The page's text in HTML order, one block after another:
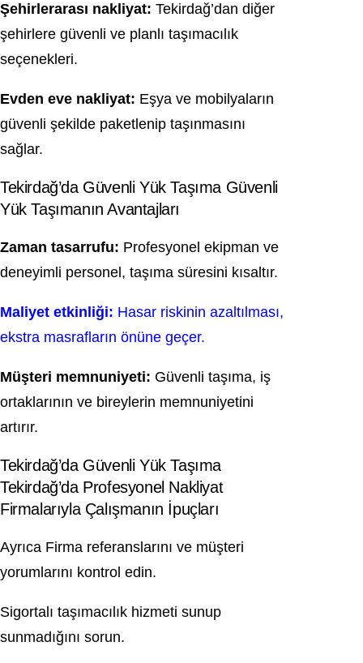
Şehirlerarası nakliyat: Tekirdağ’dan diğer
şehirlere güvenli ve planlı taşımacılık
seçenekleri.
Evden eve nakliyat: Eşya ve mobilyaların
güvenli şekilde paketlenip taşınmasını
sağlar.
Tekirdağ’da Güvenli Yük Taşıma Güvenli
Yük Taşımanın Avantajları
Zaman tasarrufu: Profesyonel ekipman ve
deneyimli personel, taşıma süresini kısaltır.
Maliyet etkinliği: Hasar riskinin azaltılması,
ekstra masrafların önüne geçer.
Müşteri memnuniyeti: Güvenli taşıma, iş
ortaklarının ve bireylerin memnuniyetini
artırır.
Tekirdağ’da Güvenli Yük Taşıma
Tekirdağ’da Profesyonel Nakliyat
Firmalarıyla Çalışmanın İpuçları
Ayrıca Firma referanslarını ve müşteri
yorumlarını kontrol edin.
Sigortalı taşımacılık hizmeti sunup
sunmadığını sorun.